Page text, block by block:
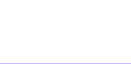
12.9 Stahl blank